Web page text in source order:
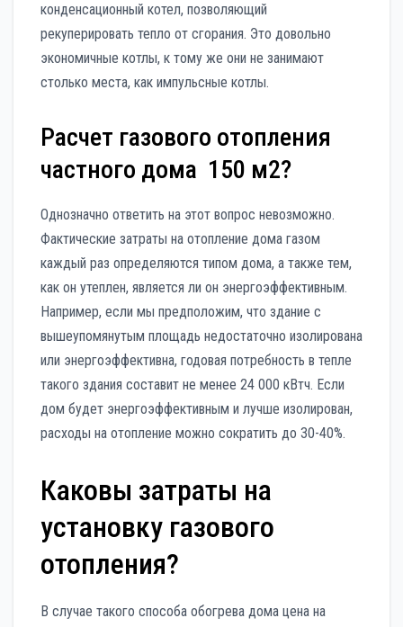
конденсационный котел, позволяющий
рекуперировать тепло от сгорания. Это довольно
экономичные котлы, к тому же они не занимают
столько места, как импульсные котлы.
Расчет газового отопления
частного дома 150 м2?
Однозначно ответить на этот вопрос невозможно.
Фактические затраты на отопление дома газом
каждый раз определяются типом дома, а также тем,
как он утеплен, является ли он энергоэффективным.
Например, если мы предположим, что здание с
вышеупомянутым площадь недостаточно изолирована
или энергоэффективна, годовая потребность в тепле
такого здания составит не менее 24 000 кВтч. Если
дом будет энергоэффективным и лучше изолирован,
расходы на отопление можно сократить до 30-40%.
Каковы затраты на
установку газового
отопления?
В случае такого способа обогрева дома цена на